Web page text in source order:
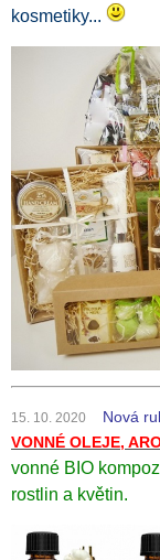
kosmetiky...
15. 10. 2020 Nová
VONNÉ OLEJE,
vonné BIO
rostlin a květin.